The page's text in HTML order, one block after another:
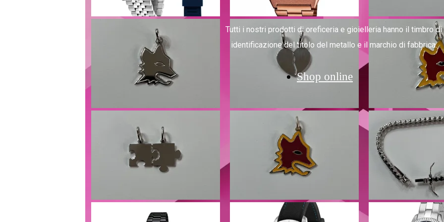
Tutti i nostri prodotti di oreficeria e gioielleria hanno il timbro
identificazione del titolo del metallo e il marchio di fabbrica.
Shop online